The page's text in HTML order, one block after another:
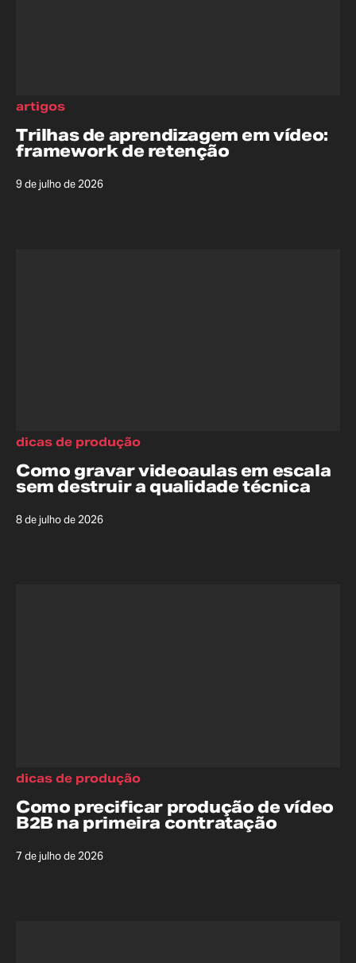
Trilhas de aprendizagem em vídeo:
framework de retenção
9 de julho de 2026
artigos
Como gravar videoaulas em escala
sem destruir a qualidade técnica
8 de julho de 2026
dicas de produção
Como precificar produção de vídeo
B2B na primeira contratação
7 de julho de 2026
dicas de produção